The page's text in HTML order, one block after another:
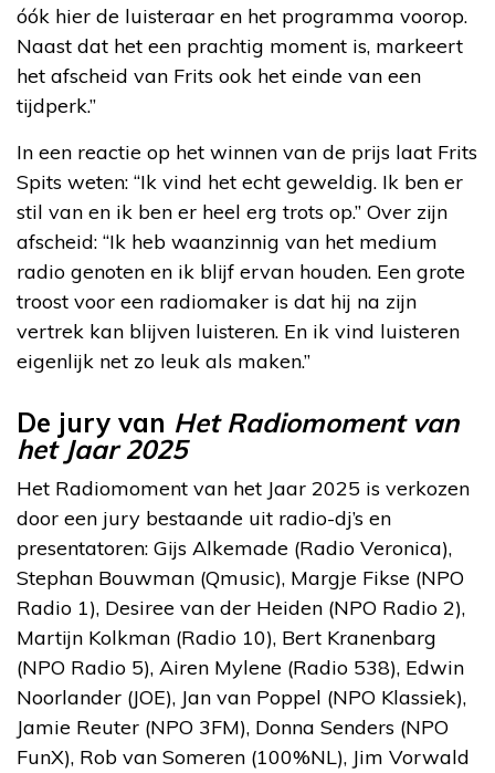
óók hier de luisteraar en het programma voorop.
Naast dat het een prachtig moment is, markeert
het afscheid van Frits ook het einde van een
tijdperk.”
In een reactie op het winnen van de prijs laat Frits
Spits weten: “Ik vind het echt geweldig. Ik ben er
stil van en ik ben er heel erg trots op.” Over zijn
afscheid: “Ik heb waanzinnig van het medium
radio genoten en ik blijf ervan houden. Een grote
troost voor een radiomaker is dat hij na zijn
vertrek kan blijven luisteren. En ik vind luisteren
eigenlijk net zo leuk als maken.”
De jury van Het Radiomoment van
het Jaar 2025
Het Radiomoment van het Jaar 2025 is verkozen
door een jury bestaande uit radio-dj’s en
presentatoren: Gijs Alkemade (Radio Veronica),
Stephan Bouwman (Qmusic), Margje Fikse (NPO
Radio 1), Desiree van der Heiden (NPO Radio 2),
Martijn Kolkman (Radio 10), Bert Kranenbarg
(NPO Radio 5), Airen Mylene (Radio 538), Edwin
Noorlander (JOE), Jan van Poppel (NPO Klassiek),
Jamie Reuter (NPO 3FM), Donna Senders (NPO
FunX), Rob van Someren (100%NL), Jim Vorwald